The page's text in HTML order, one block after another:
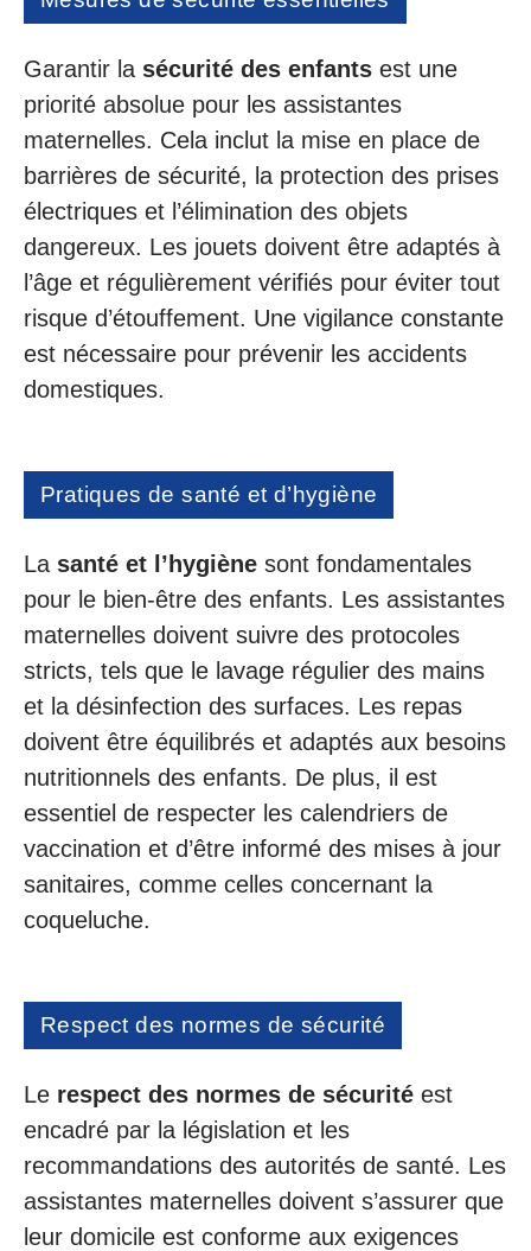
Garantir la sécurité des enfants est une
priorité absolue pour les assistantes
maternelles. Cela inclut la mise en place de
barrières de sécurité, la protection des prises
électriques et l’élimination des objets
dangereux. Les jouets doivent être adaptés à
l’âge et régulièrement vérifiés pour éviter tout
risque d’étouffement. Une vigilance constante
est nécessaire pour prévenir les accidents
domestiques.
Pratiques de santé et d’hygiène
La santé et l’hygiène sont fondamentales
pour le bien-être des enfants. Les assistantes
maternelles doivent suivre des protocoles
stricts, tels que le lavage régulier des mains
et la désinfection des surfaces. Les repas
doivent être équilibrés et adaptés aux besoins
nutritionnels des enfants. De plus, il est
essentiel de respecter les calendriers de
vaccination et d’être informé des mises à jour
sanitaires, comme celles concernant la
coqueluche.
Respect des normes de sécurité
Le respect des normes de sécurité est
encadré par la législation et les
recommandations des autorités de santé. Les
assistantes maternelles doivent s’assurer que
leur domicile est conforme aux exigences